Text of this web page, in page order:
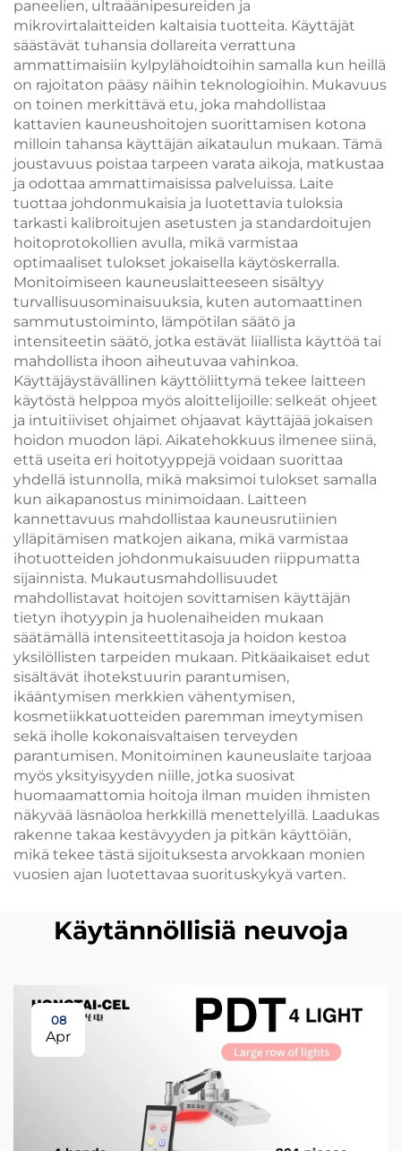
paneelien, ultraäänipesureiden ja
mikrovirtalaitteiden kaltaisia tuotteita. Käyttäjät
säästävät tuhansia dollareita verrattuna
ammattimaisiin kylpylähoidtoihin samalla kun heillä
on rajoitaton pääsy näihin teknologioihin. Mukavuus
on toinen merkittävä etu, joka mahdollistaa
kattavien kauneushoitojen suorittamisen kotona
milloin tahansa käyttäjän aikataulun mukaan. Tämä
joustavuus poistaa tarpeen varata aikoja, matkustaa
ja odottaa ammattimaisissa palveluissa. Laite
tuottaa johdonmukaisia ja luotettavia tuloksia
tarkasti kalibroitujen asetusten ja standardoitujen
hoitoprotokollien avulla, mikä varmistaa
optimaaliset tulokset jokaisella käytöskerralla.
Monitoimiseen kauneuslaitteeseen sisältyy
turvallisuusominaisuuksia, kuten automaattinen
sammutustoiminto, lämpötilan säätö ja
intensiteetin säätö, jotka estävät liiallista käyttöä tai
mahdollista ihoon aiheutuvaa vahinkoa.
Käyttäjäystävällinen käyttöliittymä tekee laitteen
käytöstä helppoa myös aloittelijoille: selkeät ohjeet
ja intuitiiviset ohjaimet ohjaavat käyttäjää jokaisen
hoidon muodon läpi. Aikatehokkuus ilmenee siinä,
että useita eri hoitotyyppejä voidaan suorittaa
yhdellä istunnolla, mikä maksimoi tulokset samalla
kun aikapanostus minimoidaan. Laitteen
kannettavuus mahdollistaa kauneusrutiinien
ylläpitämisen matkojen aikana, mikä varmistaa
ihotuotteiden johdonmukaisuuden riippumatta
sijainnista. Mukautusmahdollisuudet
mahdollistavat hoitojen sovittamisen käyttäjän
tietyn ihotyypin ja huolenaiheiden mukaan
säätämällä intensiteettitasoja ja hoidon kestoa
yksilöllisten tarpeiden mukaan. Pitkäaikaiset edut
sisältävät ihotekstuurin parantumisen,
ikääntymisen merkkien vähentymisen,
kosmetiikkatuotteiden paremman imeytymisen
sekä iholle kokonaisvaltaisen terveyden
parantumisen. Monitoiminen kauneuslaite tarjoaa
myös yksityisyyden niille, jotka suosivat
huomaamattomia hoitoja ilman muiden ihmisten
näkyvää läsnäoloa herkkillä menettelyillä. Laadukas
rakenne takaa kestävyyden ja pitkän käyttöiän,
mikä tekee tästä sijoituksesta arvokkaan monien
vuosien ajan luotettavaa suorituskykyä varten.
Käytännöllisiä neuvoja
08
Apr